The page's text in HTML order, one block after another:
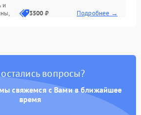
и
3500 ₽ Подробнее →
2500 ₽ Подробнее →
2000 ₽ Подробнее →
вопросы?
мы свяжемся с Вами в ближайшее
время